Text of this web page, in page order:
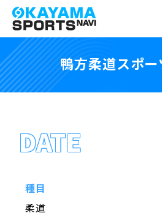
鴨方柔道スポ
DATE
種目
柔道